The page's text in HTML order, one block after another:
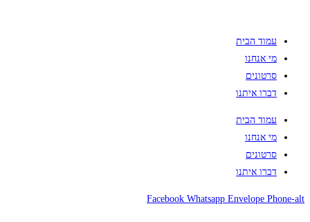
עמוד הבית
מי אנחנו
סרטונים
דברו איתנו
עמוד הבית
מי אנחנו
סרטונים
דברו איתנו
Facebook Whatsapp Envelope Phone-alt